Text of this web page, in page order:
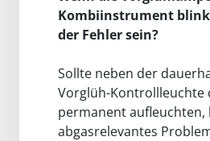
Kombiinstrument
der Fehler sein?
Sollte neben der
Vorglüh-Kontrollleuchte
permanent aufleuchten,
abgasrelevantes